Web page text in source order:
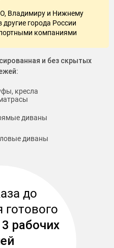
Владимиру и Нижнему
города России
компаниями
и без скрытых
кресла
диваны
диваны
до
готового
рабочих